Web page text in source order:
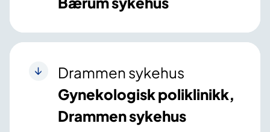
Drammen sykehus
Gynekologisk poliklinikk,
Drammen sykehus